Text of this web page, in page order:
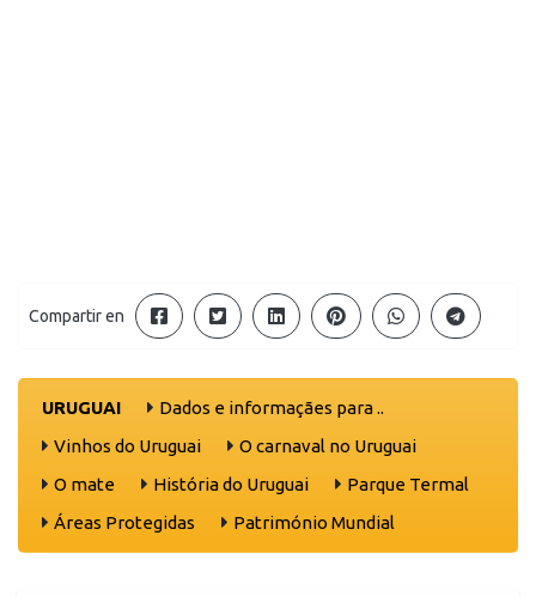
Compartir en
URUGUAI
Dados e informaçães para ..
Vinhos do Uruguai
O carnaval no Uruguai
O mate
História do Uruguai
Parque Termal
Áreas Protegidas
Património Mundial